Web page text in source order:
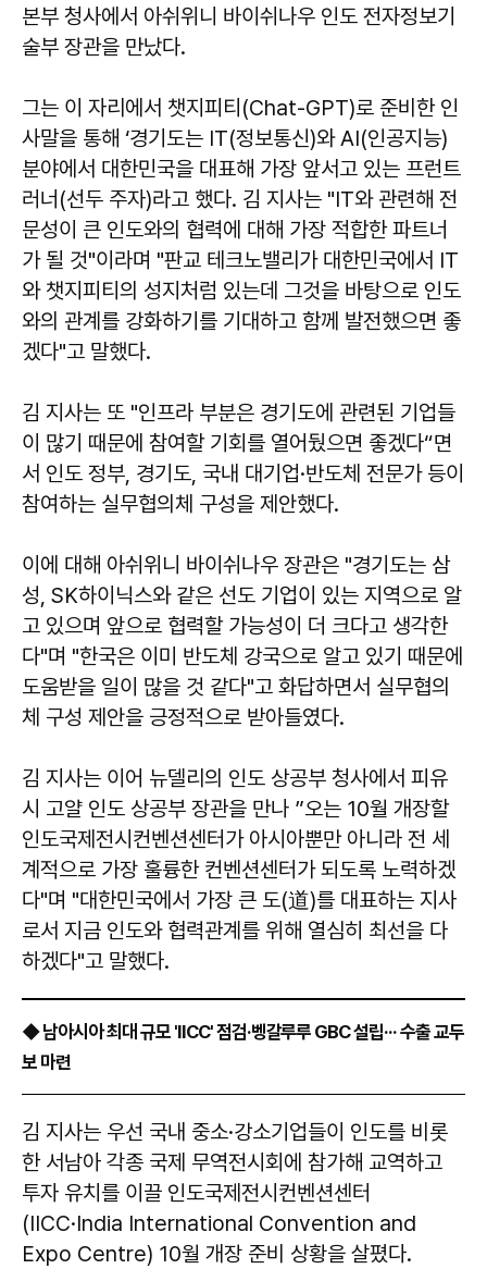
본부 청사에서 아쉬위니 바이쉬나우 인도 전자정보기
술부 장관을 만났다.
그는 이 자리에서 챗지피티(Chat-GPT)로 준비한 인
사말을 통해 ‘경기도는 IT(정보통신)와 AI(인공지능)
분야에서 대한민국을 대표해 가장 앞서고 있는 프런트
러너(선두 주자)라고 했다. 김 지사는 "IT와 관련해 전
문성이 큰 인도와의 협력에 대해 가장 적합한 파트너
가 될 것"이라며 "판교 테크노밸리가 대한민국에서 IT
와 챗지피티의 성지처럼 있는데 그것을 바탕으로 인도
와의 관계를 강화하기를 기대하고 함께 발전했으면 좋
겠다"고 말했다.
김 지사는 또 "인프라 부분은 경기도에 관련된 기업들
이 많기 때문에 참여할 기회를 열어뒀으면 좋겠다“면
서 인도 정부, 경기도, 국내 대기업·반도체 전문가 등이
참여하는 실무협의체 구성을 제안했다.
이에 대해 아쉬위니 바이쉬나우 장관은 "경기도는 삼
성, SK하이닉스와 같은 선도 기업이 있는 지역으로 알
고 있으며 앞으로 협력할 가능성이 더 크다고 생각한
다"며 "한국은 이미 반도체 강국으로 알고 있기 때문에
도움받을 일이 많을 것 같다"고 화답하면서 실무협의
체 구성 제안을 긍정적으로 받아들였다.
김 지사는 이어 뉴델리의 인도 상공부 청사에서 피유
시 고얄 인도 상공부 장관을 만나 ”오는 10월 개장할
인도국제전시컨벤션센터가 아시아뿐만 아니라 전 세
계적으로 가장 훌륭한 컨벤션센터가 되도록 노력하겠
다"며 "대한민국에서 가장 큰 도(道)를 대표하는 지사
로서 지금 인도와 협력관계를 위해 열심히 최선을 다
하겠다"고 말했다.
◆ 남아시아 최대 규모 'IICC' 점검·벵갈루루 GBC 설립··· 수출 교두
보 마련
김 지사는 우선 국내 중소·강소기업들이 인도를 비롯
한 서남아 각종 국제 무역전시회에 참가해 교역하고
투자 유치를 이끌 인도국제전시컨벤션센터
(IICC·India International Convention and
Expo Centre) 10월 개장 준비 상황을 살폈다.